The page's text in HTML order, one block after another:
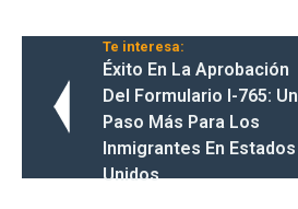
Te interesa:
Éxito En La Aprobación
Del Formulario I-765: Un
Paso Más Para Los
Inmigrantes En Estados
Unidos